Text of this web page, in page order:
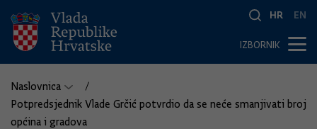
HR EN
IZBORNIK
Naslovnica
Potpredsjednik Vlade Grčić potvrdio da se neće smanjivati broj
općina i gradova